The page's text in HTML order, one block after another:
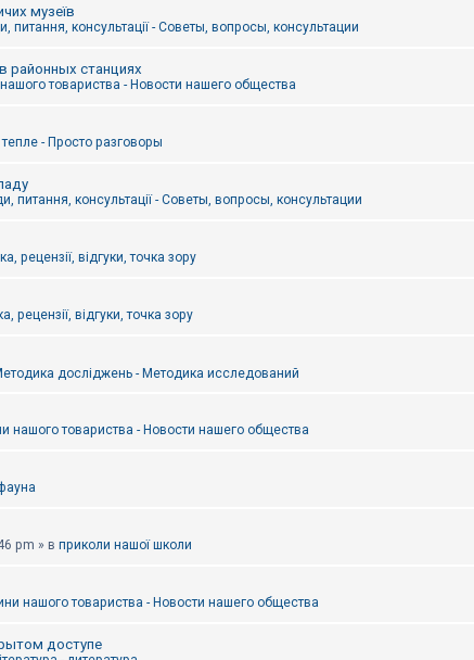
музеїв
питання, консультації - Советы, вопросы, консультации
районных станциях
товариства - Новости нашего общества
тепле - Просто разговоры
питання, консультації - Советы, вопросы, консультации
рецензії, відгуки, точка зору
рецензії, відгуки, точка зору
досліджень - Методика исследований
нашого товариства - Новости нашего общества
pm » в приколи нашої школи
нашого товариства - Новости нашего общества
доступе